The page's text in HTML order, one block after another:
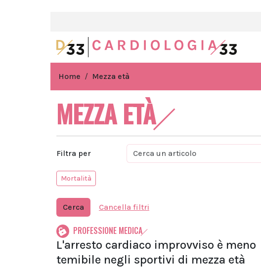
Home Mezza età
MEZZA ETÀ
Filtra per
Mortalità
Cerca Cancella filtri
PROFESSIONE MEDICA
L'arresto cardiaco improvviso è meno
temibile negli sportivi di mezza età